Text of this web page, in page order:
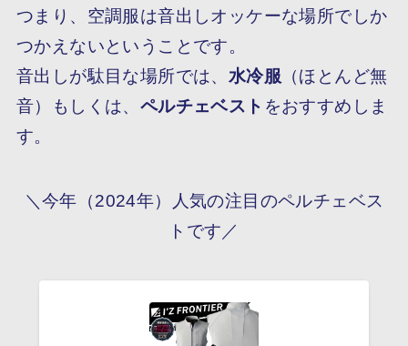
つまり、空調服は音出しオッケーな場所でしか
つかえないということです。
音出しが駄目な場所では、 水冷服（ほとんど無
音）もしくは、 ペルチェベスト をおすすめしま
す。
＼今年（2024年）人気の注目のペルチェベス
トです／